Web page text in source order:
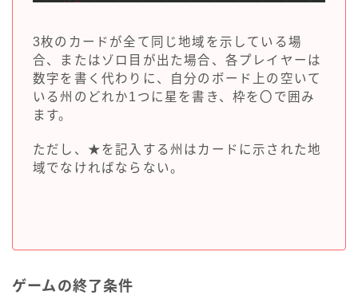
3枚のカードが全て同じ地域を示している場
合、またはゾロ目が出た場合、各プレイヤーは
数字を書く代わりに、自分のボード上の空いて
いる州のどれか1つに星を書き、枠を〇で囲み
ます。
ただし、★を記入する州はカードに示された地
域でなければならない。
ゲームの終了条件